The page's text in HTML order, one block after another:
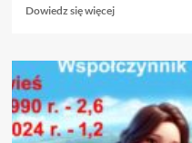
Dowiedz się więcejDowiedz
o
Amerykanie
wyrażają
zadowolenie
z